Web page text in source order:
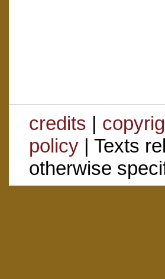
credits |
policy| Texts
otherwise